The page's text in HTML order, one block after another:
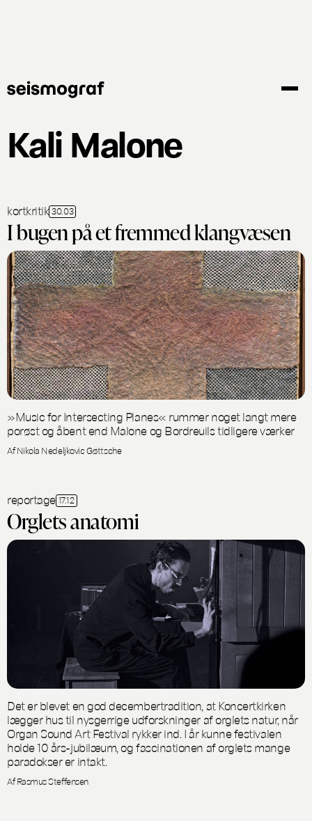
Kali Malone
kortkritik 30.03
I bugen på et fremmed klangvæsen
»Music for Intersecting Planes« rummer noget langt mere
porøst og åbent end Malone og Bordreuils tidligere værker
Af Nikola Nedeljkovic Gøttsche
reportage 17.12
Orglets anatomi
Det er blevet en god decembertradition, at Koncertkirken
lægger hus til nysgerrige udforskninger af orglets natur, når
Organ Sound Art Festival rykker ind. I år kunne festivalen
holde 10 års-jubilæum, og fascinationen af orglets mange
paradokser er intakt.
Af Rasmus Steffensen